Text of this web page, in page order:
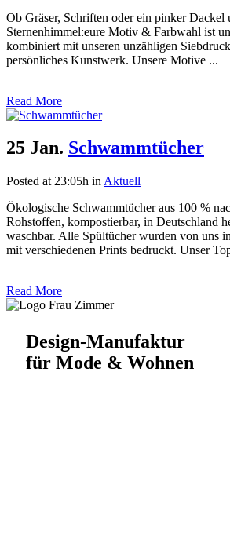
Ob Gräser, Schriften oder ein pinker Dackel
Sternenhimmel:eure Motiv & Farbwahl ist
kombiniert mit unseren unzähligen
persönliches Kunstwerk. Unsere Motive ...
Read More
25 Jan. Schwammtücher
Posted at 23:05h in Aktuell
Ökologische Schwammtücher aus 100 %
Rohstoffen, kompostierbar, in Deutschland
waschbar. Alle Spültücher wurden von uns
mit verschiedenen Prints bedruckt. Unser
Read More
Design-Manufaktur
für Mode & Wohnen